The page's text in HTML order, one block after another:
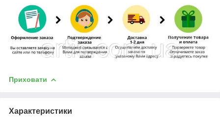
Приховати
Характеристики